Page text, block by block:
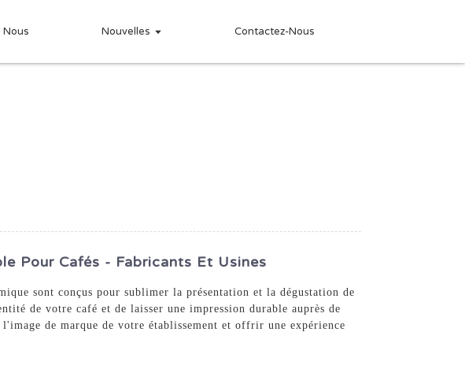
Nous Nouvelles Contactez-Nous
Pour Cafés - Fabricants Et Usines
sont conçus pour sublimer la présentation et la dégustation de
de votre café et de laisser une impression durable auprès de
de marque de votre établissement et offrir une expérience